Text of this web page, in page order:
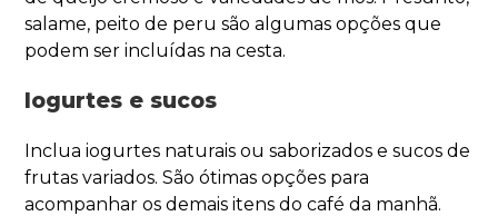
salame, peito de peru são algumas opções que
podem ser incluídas na cesta.
Iogurtes e sucos
Inclua iogurtes naturais ou saborizados e sucos de
frutas variados. São ótimas opções para
acompanhar os demais itens do café da manhã.